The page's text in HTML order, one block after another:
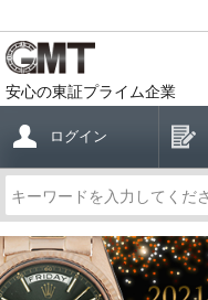
安心の東証プライム企業
ログイン